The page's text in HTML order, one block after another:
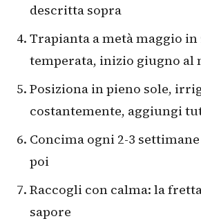
descritta sopra
Trapianta a metà maggio in
temperata, inizio giugno al
Posiziona in pieno sole,
costantemente, aggiungi
Concima ogni 2-3
poi
Raccogli con calma: la
sapore